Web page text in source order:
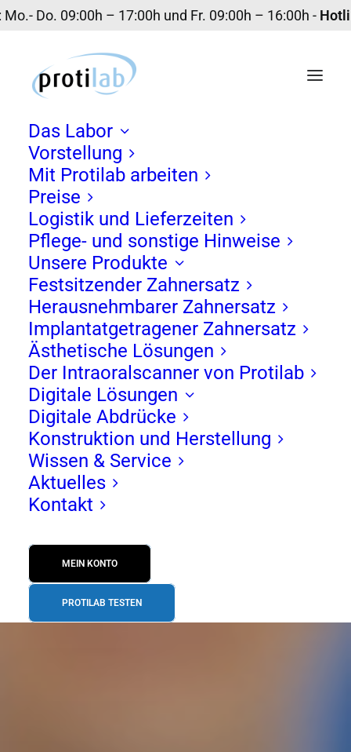
Mo.- Do. 09:00h – 17:00h und Fr. 09:00h – 16:00h -
Das Labor
Vorstellung
Mit Protilab arbeiten
Preise
Logistik und Lieferzeiten
Pflege- und sonstige Hinweise
Unsere Produkte
Festsitzender Zahnersatz
Herausnehmbarer Zahnersatz
Implantatgetragener Zahnersatz
Ästhetische Lösungen
Der Intraoralscanner von Protilab
Digitale Lösungen
Digitale Abdrücke
Konstruktion und Herstellung
Wissen & Service
Aktuelles
Kontakt
MEIN KONTO
PROTILAB TESTEN